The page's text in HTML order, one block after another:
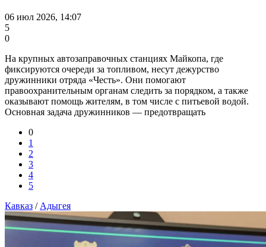
06 июл 2026, 14:07
5
0
На крупных автозаправочных станциях Майкопа, где
фиксируются очереди за топливом, несут дежурство
дружинники отряда «Честь». Они помогают
правоохранительным органам следить за порядком, а также
оказывают помощь жителям, в том числе с питьевой водой.
Основная задача дружинников — предотвращать
0
1
2
3
4
5
Кавказ / Адыгея